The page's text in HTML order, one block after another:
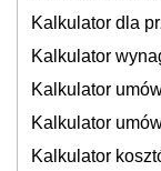
Kalkulator dla
Kalkulator
Kalkulator
Kalkulator
Kalkulator